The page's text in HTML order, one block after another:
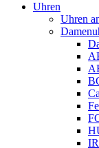
Uhren
Uhren